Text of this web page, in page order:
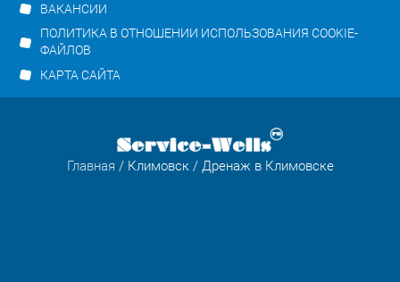
ВАКАНСИИ
ПОЛИТИКА В ОТНОШЕНИИ ИСПОЛЬЗОВАНИЯ COOKIE-
ФАЙЛОВ
КАРТА САЙТА
Главная / Климовск/ Дренаж в Климовске